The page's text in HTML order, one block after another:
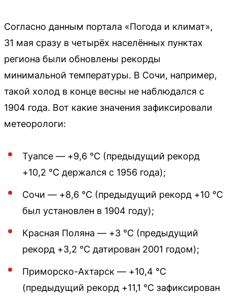
Согласно данным портала «Погода и климат»,
31 мая сразу в четырёх населённых пунктах
региона были обновлены рекорды
минимальной температуры. В Сочи, например,
такой холод в конце весны не наблюдался с
1904 года. Вот какие значения зафиксировали
метеорологи:
Туапсе — +9,6 °C (предыдущий рекорд
+10,2 °C держался с 1956 года);
Сочи — +8,6 °C (предыдущий рекорд +10 °C
был установлен в 1904 году);
Красная Поляна — +3 °C (предыдущий
рекорд +3,2 °C датирован 2001 годом);
Приморско-Ахтарск — +10,4 °C
(предыдущий рекорд +11,1 °C зафиксирован